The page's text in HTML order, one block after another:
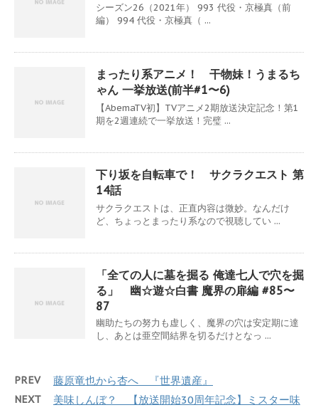
シーズン26（2021年） 993 代役・京極真（前
編） 994 代役・京極真（ ...
まったり系アニメ！ 干物妹！うまるち
ゃん 一挙放送(前半#1〜6)
【AbemaTV初】TVアニメ2期放送決定記念！第1
期を2週連続で一挙放送！完璧 ...
下り坂を自転車で！ サクラクエスト 第
14話
サクラクエストは、正直内容は微妙。なんだけ
ど、ちょっとまったり系なので視聴してい ...
「全ての人に墓を掘る 俺達七人で穴を掘
る」 幽☆遊☆白書 魔界の扉編 #85〜
87
幽助たちの努力も虚しく、魔界の穴は安定期に達
し、あとは亜空間結界を切るだけとなっ ...
PREV 藤原竜也から杏へ 『世界遺産』
NEXT
美味しんぼ？ 【放送開始30周年記念】ミスター味